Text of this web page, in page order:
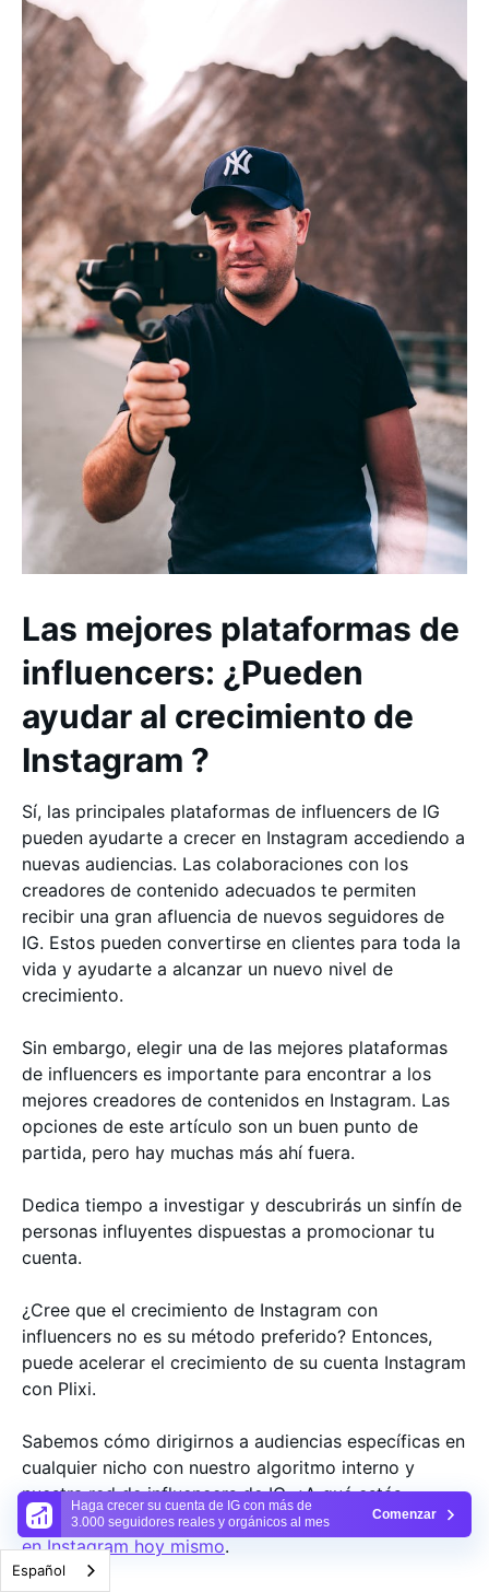
Haga crecer su cuenta de IG con más de
3.000 seguidores reales y orgánicos al mes
Comenzar
Las mejores plataformas de
influencers: ¿Pueden
ayudar al crecimiento de
Instagram ?
Sí, las principales plataformas de influencers de IG
pueden ayudarte a crecer en Instagram accediendo a
nuevas audiencias. Las colaboraciones con los
creadores de contenido adecuados te permiten
recibir una gran afluencia de nuevos seguidores de
IG. Estos pueden convertirse en clientes para toda la
vida y ayudarte a alcanzar un nuevo nivel de
crecimiento.
Sin embargo, elegir una de las mejores plataformas
de influencers es importante para encontrar a los
mejores creadores de contenidos en Instagram. Las
opciones de este artículo son un buen punto de
partida, pero hay muchas más ahí fuera.
Dedica tiempo a investigar y descubrirás un sinfín de
personas influyentes dispuestas a promocionar tu
cuenta.
¿Cree que el crecimiento de Instagram con
influencers no es su método preferido? Entonces,
puede acelerar el crecimiento de su cuenta Instagram
con Plixi.
Sabemos cómo dirigirnos a audiencias específicas en
cualquier nicho con nuestro algoritmo interno y
nuestra red de influencers de IG. ¿A qué estás
esperando?Empieza a crecer y a ganar seguidores
en Instagram hoy mismo.
Español